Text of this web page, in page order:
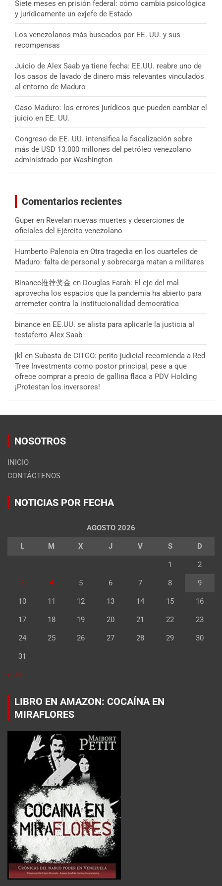
Siete meses en prisión federal: cómo cambia psicológica
y jurídicamente un exjefe de Estado
Los venezolanos más buscados por EE. UU. y sus
recompensas
Juicio de Alex Saab ya tiene fecha: EE.UU. reabre uno de
los casos de lavado de dinero más relevantes vinculados
al entorno de Maduro
Caso Maduro: los errores jurídicos que pueden cambiar el
juicio en EE. UU.
Congreso de EE. UU. intensifica la fiscalización sobre
más de USD 13.000 millones del petróleo venezolano
administrado por Washington
Comentarios recientes
Guper en Revelan nuevas muertes y deserciones de
oficiales del Ejército venezolano
Humberto Palencia en Otra tragedia en los cuarteles de
Maduro: falta de personal y sobrecarga matan a militares
Binance推荐奖金 en Douglas Farah: El eje del mal
aprovecha los espacios que la pandemia ha abierto para
arremeter contra la institucionalidad democrática
binance en EE.UU. se alista para aplicarle la justicia al
testaferro Alex Saab
jkl en Subasta de CITGO: perito judicial recomienda a Red
Tree Investments como postor principal, pese a que
ofrece comprar a precio de gallina flaca a PDV Holding
¡Protestan los inversores!
NOSOTROS
INICIO
CONTÁCTENOS
NOTICIAS POR FECHA
AGOSTO 2026
L M X J V S D
1 2
3 4 5 6 7 8 9
10 11 12 13 14 15 16
17 18 19 20 21 22 23
24 25 26 27 28 29 30
31
« Jul
LIBRO EN AMAZON: COCAÍNA EN
MIRAFLORES